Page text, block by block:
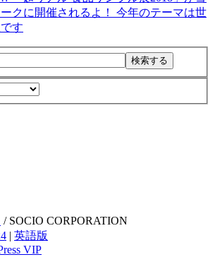
クに開催されるよ！ 今年のテーマは世
す
/ SOCIO CORPORATION
| 英語版